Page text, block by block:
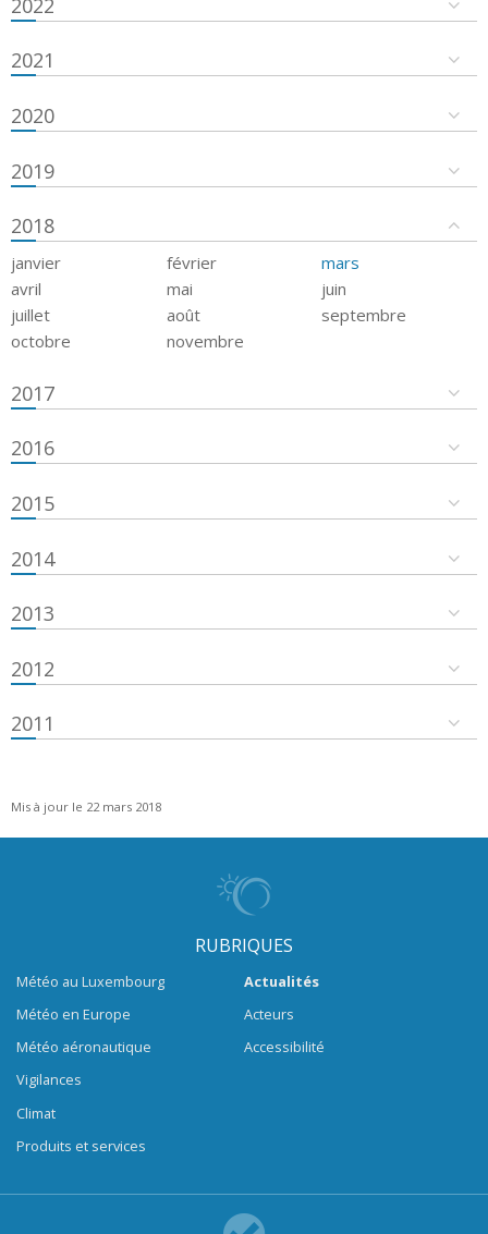
2021
2020
2019
2018
janvier février
mars
avril
mai
juin
juillet
août
septembre
octobre
novembre
2017
2016
2015
2014
2013
2012
2011
Mis à jour le 22 mars 2018
RUBRIQUES
Météo au Luxembourg
Météo en Europe
Météo aéronautique
Vigilances
Climat
Produits et services
Actualités
Acteurs
Accessibilité